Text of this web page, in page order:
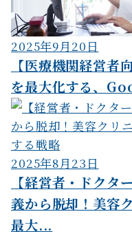
2025年9月20日
【医療機関経営者
を最大化する、
2025年8月23日
【経営者・ドクタ
義から脱却！美容
最大...